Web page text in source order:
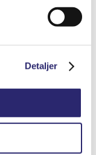
Detaljer